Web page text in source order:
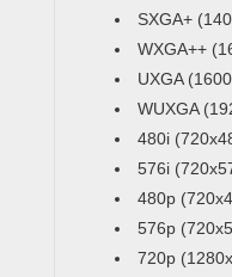
SXGA+
WXGA++
UXGA
WUXGA
480i
576i
480p
576p
720p